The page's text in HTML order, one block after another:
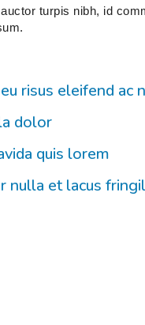
turpis nibh, id
risus eleifend ac
dolor
quis lorem
nulla et lacus